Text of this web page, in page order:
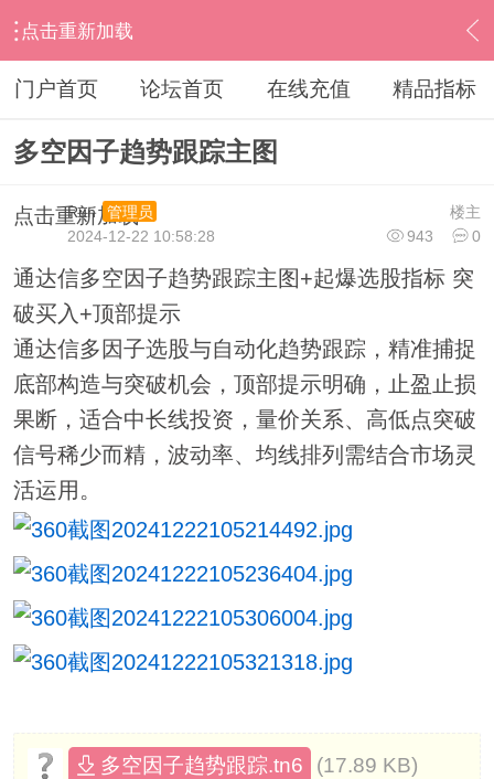
点击重新加载
› 通达信指标公式 › 主图公式 › 内容
门户首页 论坛首页 在线充值 精品指标
多空因子趋势跟踪主图
点击重新加载 楼主
Run
管理员
943
0
2024-12-22 10:58:28
通达信多空因子趋势跟踪主图+起爆选股指标 突
破买入+顶部提示
通达信多因子选股与自动化趋势跟踪，精准捕捉
底部构造与突破机会，顶部提示明确，止盈止损
果断，适合中长线投资，量价关系、高低点突破
信号稀少而精，波动率、均线排列需结合市场灵
活运用。
多空因子趋势跟踪.tn6
(17.89 KB)